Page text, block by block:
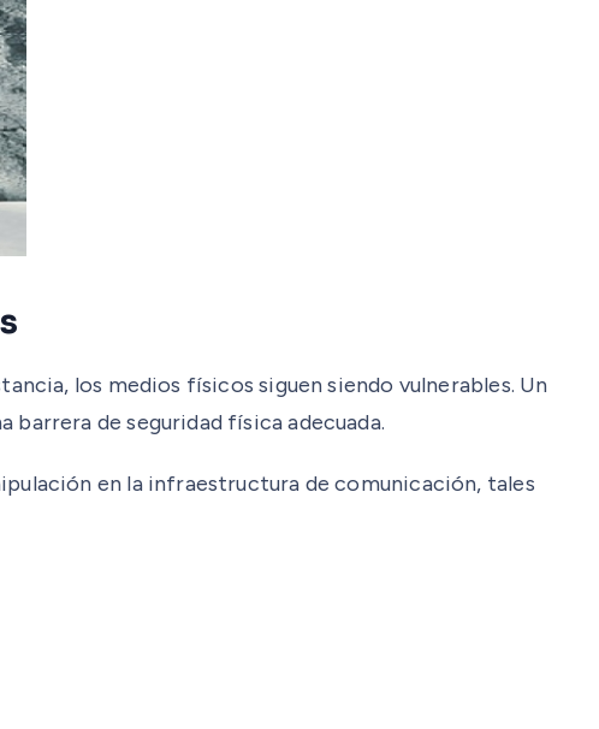
los medios físicos siguen siendo vulnerables. Un
de seguridad física adecuada.
en la infraestructura de comunicación, tales